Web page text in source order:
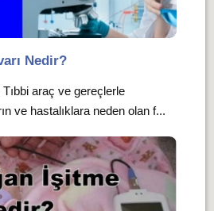
Nedir?
Tıbbi araç ve gereçlerle
ve hastalıklara neden olan f...